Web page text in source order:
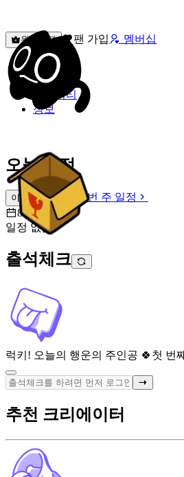
원픽선택 팬 가입 멤버십
밐타운
피드
커뮤니티
정보
오늘 일정
이번 주 일정
이번 주 일정
8월 9일 [일]
일정 없음
출석체크
럭키! 오늘의 행운의 주인공 🍀 첫 번
추천 크리에이터